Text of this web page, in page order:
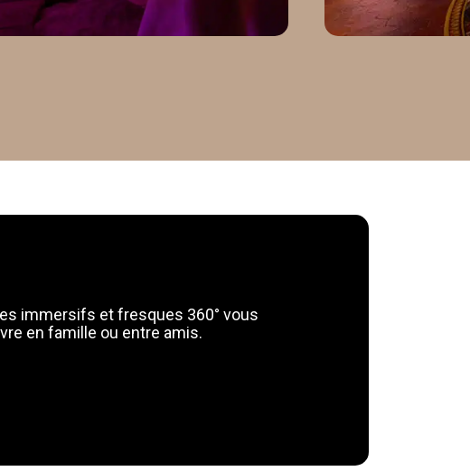
des
immersifs et fresques 360° vous
en famille ou entre amis.